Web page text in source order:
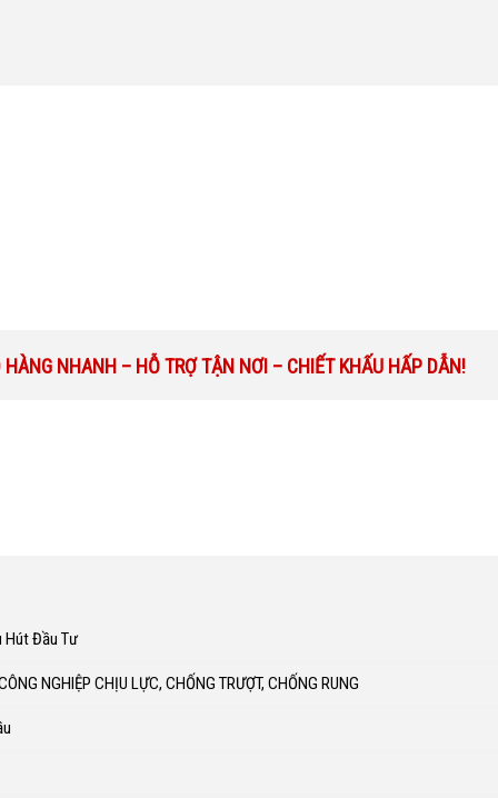
NHANH – HỖ TRỢ TẬN NƠI – CHIẾT KHẤU HẤP DẪN!
Hút Đầu Tư
NGHIỆP CHỊU LỰC, CHỐNG TRƯỢT, CHỐNG RUNG